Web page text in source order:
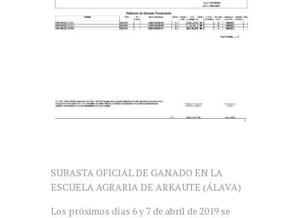
SUBASTA OFICIAL DE GANADO EN LA
ESCUELA AGRARIA DE ARKAUTE (ÁLAVA)
Los próximos días 6 y 7 de abril de 2019 se